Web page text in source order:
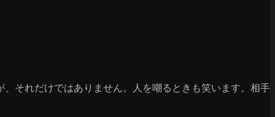
それだけではありません。人を嘲るときも笑います。相手